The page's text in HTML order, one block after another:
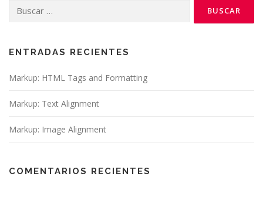
ENTRADAS RECIENTES
Markup: HTML Tags and Formatting
Markup: Text Alignment
Markup: Image Alignment
COMENTARIOS RECIENTES